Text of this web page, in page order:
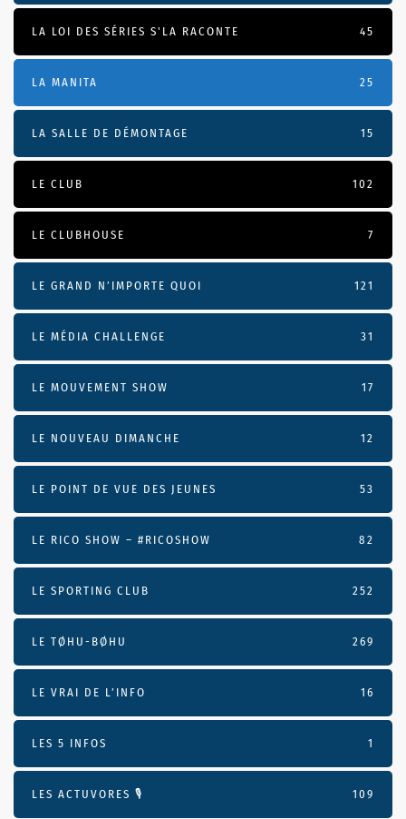
LA LOI DES SÉRIES S'LA RACONTE 45
LA MANITA 25
LA SALLE DE DÉMONTAGE 15
LE CLUB 102
LE CLUBHOUSE 7
LE GRAND N’IMPORTE QUOI 121
LE MÉDIA CHALLENGE 31
LE MOUVEMENT SHOW 17
LE NOUVEAU DIMANCHE 12
LE POINT DE VUE DES JEUNES 53
LE RICO SHOW – #RICOSHOW 82
LE SPORTING CLUB 252
LE TØHU-BØHU 269
LE VRAI DE L’INFO 16
LES 5 INFOS 1
LES ACTUVORES 🎙 109